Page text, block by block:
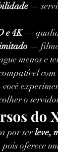
—
e 4K —
—
menos e
com
você
o
do
por ser leve,
pois oferece